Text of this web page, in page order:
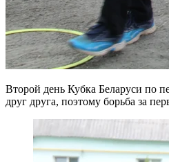
Второй день Кубка Беларуси по
друг друга, поэтому борьба за